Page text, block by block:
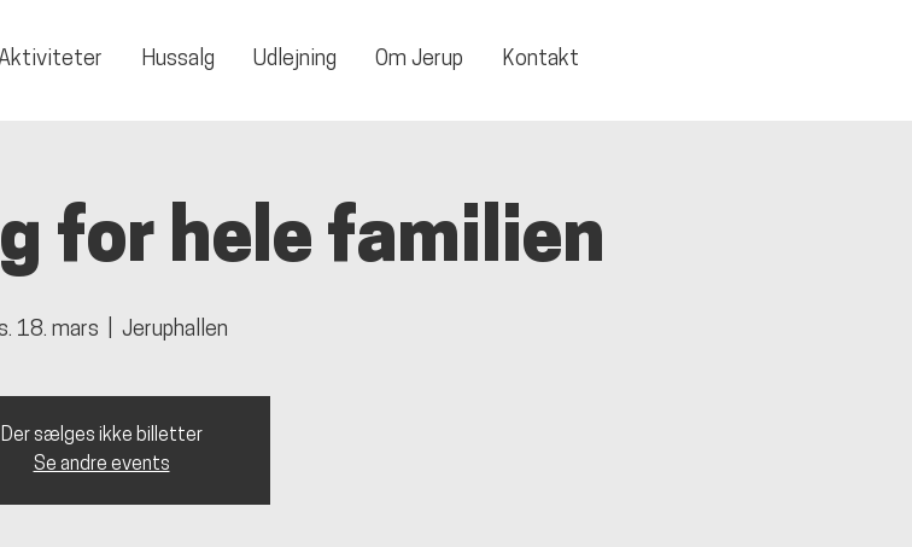
Hussalg Udlejning Om Jerup Kontakt
for hele familien
18. mars Jeruphallen
Der sælges ikke billetter
Se andre events